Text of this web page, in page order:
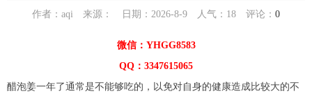
作者：aqi 来源： 日期：2026-8-9 人气： 18 评论： 0
微信：YHGG8583
QQ：3347615065
醋泡姜一年了通常是不能够吃的，以免对自身的健康造成比较大的不